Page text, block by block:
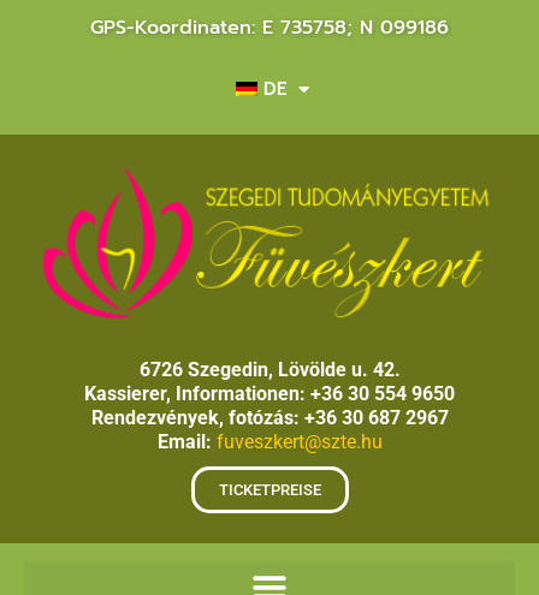
GPS-Koordinaten: E 735758; N 099186
DE
6726 Szegedin, Lövölde u. 42.
Kassierer, Informationen: +36 30 554 9650
Rendezvények, fotózás: +36 30 687 2967
Email: fuveszkert@szte.hu
TICKETPREISE